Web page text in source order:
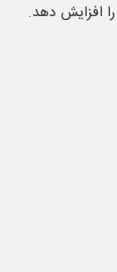
افزایش دهد.